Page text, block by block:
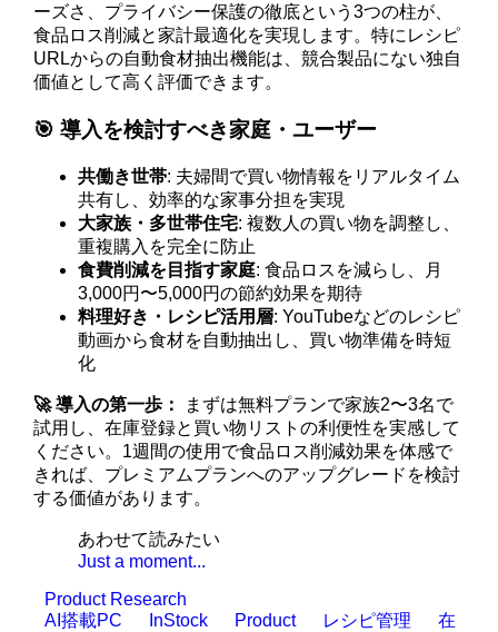
ーズさ、プライバシー保護の徹底という3つの柱が、
食品ロス削減と家計最適化を実現します。特にレシピ
URLからの自動食材抽出機能は、競合製品にない独自
価値として高く評価できます。
🎯 導入を検討すべき家庭・ユーザー
共働き世帯: 夫婦間で買い物情報をリアルタイム
共有し、効率的な家事分担を実現
大家族・多世帯住宅: 複数人の買い物を調整し、
重複購入を完全に防止
食費削減を目指す家庭: 食品ロスを減らし、月
3,000円〜5,000円の節約効果を期待
料理好き・レシピ活用層: YouTubeなどのレシピ
動画から食材を自動抽出し、買い物準備を時短
化
🚀 導入の第一歩：
まずは無料プランで家族2〜3名で
試用し、在庫登録と買い物リストの利便性を実感して
ください。1週間の使用で食品ロス削減効果を体感で
きれば、プレミアムプランへのアップグレードを検討
する価値があります。
あわせて読みたい
Just a moment...
Product Research
AI搭載PC
InStock Product レシピ管理
在